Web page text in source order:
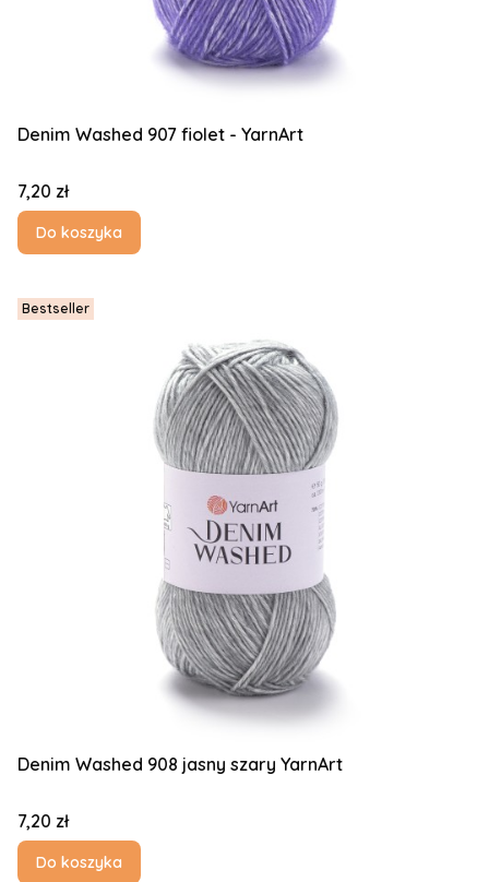
Denim Washed 907 fiolet - YarnArt
Cena
7,20 zł
Do koszyka
Bestseller
Denim Washed 908 jasny szary YarnArt
Cena
7,20 zł
Do koszyka